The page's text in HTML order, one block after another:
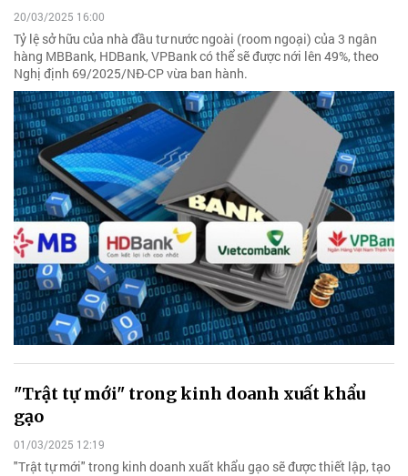
20/03/2025 16:00
Tỷ lệ sở hữu của nhà đầu tư nước ngoài (room ngoại) của 3 ngân
hàng MBBank, HDBank, VPBank có thể sẽ được nới lên 49%, theo
Nghị định 69/2025/NĐ-CP vừa ban hành.
"Trật tự mới" trong kinh doanh xuất khẩu
gạo
01/03/2025 12:19
"Trật tự mới" trong kinh doanh xuất khẩu gạo sẽ được thiết lập, tạo